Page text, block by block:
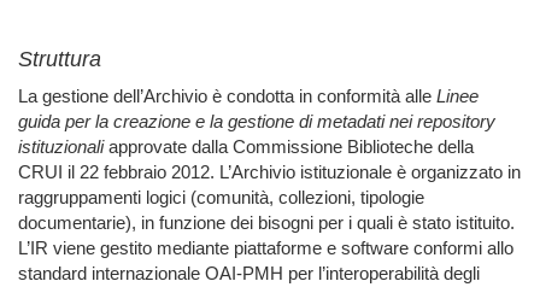
Struttura
La gestione dell’Archivio è condotta in conformità alle Linee
guida per la creazione e la gestione di metadati nei repository
istituzionaliapprovate dalla Commissione Biblioteche della
CRUI il 22 febbraio 2012. L’Archivio istituzionale è organizzato in
raggruppamenti logici (comunità, collezioni, tipologie
documentarie), in funzione dei bisogni per i quali è stato istituito.
L’IR viene gestito mediante piattaforme e software conformi allo
standard internazionale OAI-PMH per l’interoperabilità degli